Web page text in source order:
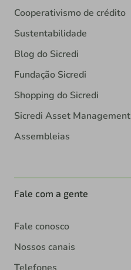
Cooperativismo de crédito
Sustentabilidade
Blog do Sicredi
Fundação Sicredi
Shopping do Sicredi
Sicredi Asset Management
Assembleias
Fale com a gente
Fale conosco
Nossos canais